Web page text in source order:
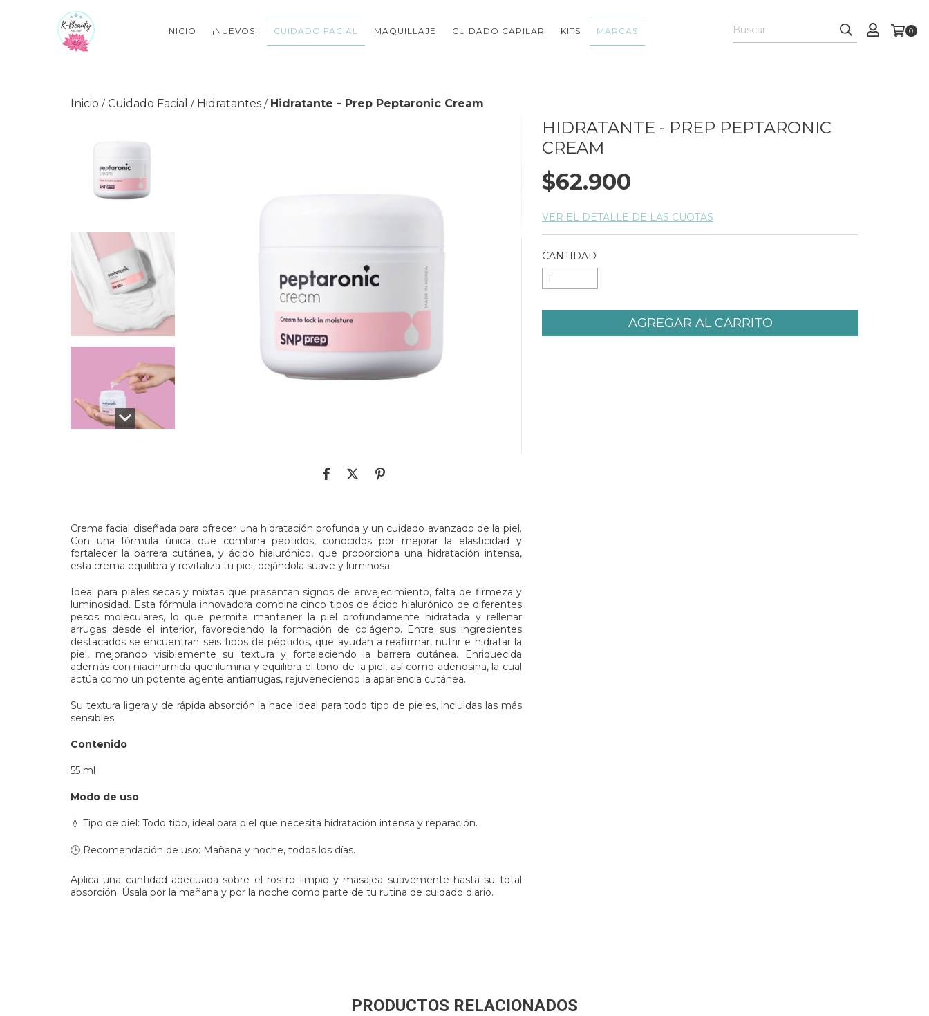
INICIO ¡NUEVOS! CUIDADO FACIAL MAQUILLAJE CUIDADO CAPILAR KITS MARCAS 0
Inicio / Cuidado Facial / Hidratantes / Hidratante - Prep Peptaronic Cream
Crema facial diseñada para ofrecer una hidratación profunda y un cuidado avanzado de la piel.
Con una fórmula única que combina péptidos, conocidos por mejorar la elasticidad y
fortalecer la barrera cutánea, y ácido hialurónico, que proporciona una hidratación intensa,
esta crema equilibra y revitaliza tu piel, dejándola suave y luminosa.
Ideal para pieles secas y mixtas que presentan signos de envejecimiento, falta de firmeza y
luminosidad. Esta fórmula innovadora combina cinco tipos de ácido hialurónico de diferentes
pesos moleculares, lo que permite mantener la piel profundamente hidratada y rellenar
arrugas desde el interior, favoreciendo la formación de colágeno. Entre sus ingredientes
destacados se encuentran seis tipos de péptidos, que ayudan a reafirmar, nutrir e hidratar la
piel, mejorando visiblemente su textura y fortaleciendo la barrera cutánea. Enriquecida
además con niacinamida que ilumina y equilibra el tono de la piel, así como adenosina, la cual
actúa como un potente agente antiarrugas, rejuveneciendo la apariencia cutánea.
Su textura ligera y de rápida absorción la hace ideal para todo tipo de pieles, incluidas las más
sensibles.
Contenido
55 ml
Modo de uso
💧 Tipo de piel: Todo tipo, ideal para piel que necesita hidratación intensa y reparación.
🕒 Recomendación de uso: Mañana y noche, todos los días.
Aplica una cantidad adecuada sobre el rostro limpio y masajea suavemente hasta su total
absorción. Úsala por la mañana y por la noche como parte de tu rutina de cuidado diario.
HIDRATANTE - PREP PEPTARONIC
CREAM
$62.900
VER EL DETALLE DE LAS CUOTAS
CANTIDAD
PRODUCTOS RELACIONADOS